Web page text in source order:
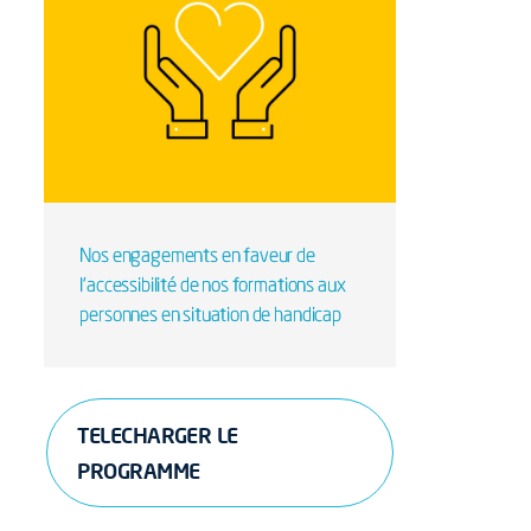
Nos engagements en faveur de
l’accessibilité de nos formations aux
personnes en situation de handicap
TELECHARGER LE
PROGRAMME